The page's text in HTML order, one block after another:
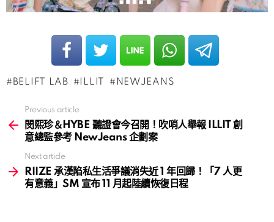
BELIFT LAB ILLIT NEWJEANS
more
Previous article
閔熙珍＆HYBE 聽證會今召開！吹哨人舉報 ILLIT 創
意總監參考 NewJeans 企劃案
Next article
RIIZE 承漢陷私生活爭議消失近 1 年回歸！「7 人更
有意義」SM 宣布 11 月起陸續恢復日程